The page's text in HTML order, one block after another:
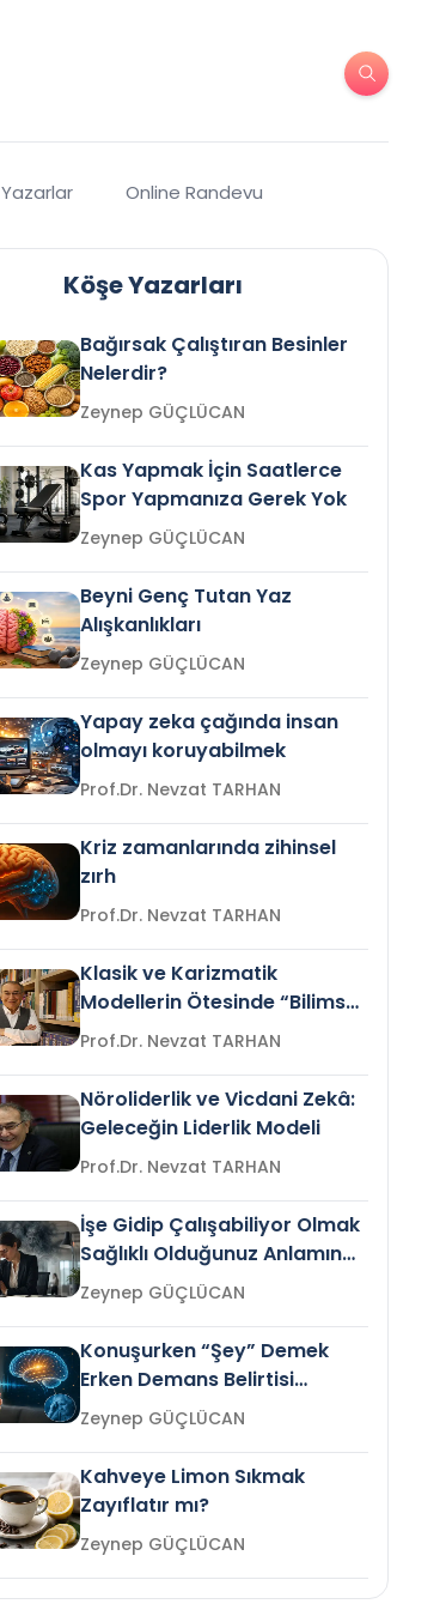
Yazarlar Online Randevu
Köşe Yazarları
Bağırsak Çalıştıran Besinler
Nelerdir?
Zeynep GÜÇLÜCAN
Kas Yapmak İçin Saatlerce
Spor Yapmanıza Gerek Yok
Zeynep GÜÇLÜCAN
Beyni Genç Tutan Yaz
Alışkanlıkları
Zeynep GÜÇLÜCAN
Yapay zeka çağında insan
olmayı koruyabilmek
Prof.Dr. Nevzat TARHAN
Kriz zamanlarında zihinsel
zırh
Prof.Dr. Nevzat TARHAN
Klasik ve Karizmatik
Modellerin Ötesinde “Bilimsel
Liderlik”
Prof.Dr. Nevzat TARHAN
Nöroliderlik ve Vicdani Zekâ:
Geleceğin Liderlik Modeli
Prof.Dr. Nevzat TARHAN
İşe Gidip Çalışabiliyor Olmak
Sağlıklı Olduğunuz Anlamına
Gelir mi?Zeynep GÜÇLÜCAN
Konuşurken “Şey” Demek
Erken Demans Belirtisi
Olabilir mi?Zeynep GÜÇLÜCAN
Kahveye Limon Sıkmak
Zayıflatır mı?
Zeynep GÜÇLÜCAN